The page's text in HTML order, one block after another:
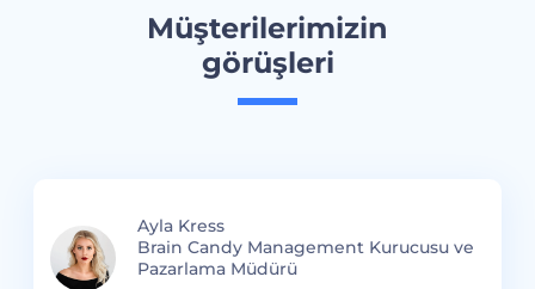
Müşterilerimizin
görüşleri
Ayla Kress
Brain Candy Management Kurucusu ve
Pazarlama Müdürü